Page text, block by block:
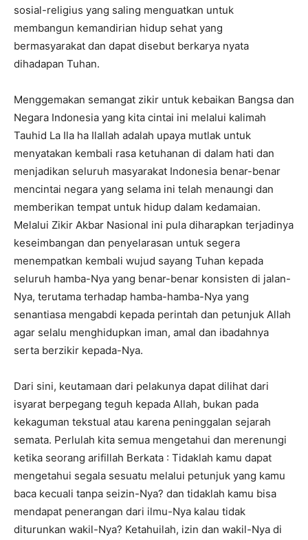
sosial-religius yang saling menguatkan untuk
membangun kemandirian hidup sehat yang
bermasyarakat dan dapat disebut berkarya nyata
dihadapan Tuhan.
Menggemakan semangat zikir untuk kebaikan Bangsa dan
Negara Indonesia yang kita cintai ini melalui kalimah
Tauhid La Ila ha Ilallah adalah upaya mutlak untuk
menyatakan kembali rasa ketuhanan di dalam hati dan
menjadikan seluruh masyarakat Indonesia benar-benar
mencintai negara yang selama ini telah menaungi dan
memberikan tempat untuk hidup dalam kedamaian.
Melalui Zikir Akbar Nasional ini pula diharapkan terjadinya
keseimbangan dan penyelarasan untuk segera
menempatkan kembali wujud sayang Tuhan kepada
seluruh hamba-Nya yang benar-benar konsisten di jalan-
Nya, terutama terhadap hamba-hamba-Nya yang
senantiasa mengabdi kepada perintah dan petunjuk Allah
agar selalu menghidupkan iman, amal dan ibadahnya
serta berzikir kepada-Nya.
Dari sini, keutamaan dari pelakunya dapat dilihat dari
isyarat berpegang teguh kepada Allah, bukan pada
kekaguman tekstual atau karena peninggalan sejarah
semata. Perlulah kita semua mengetahui dan merenungi
ketika seorang arifillah Berkata : Tidaklah kamu dapat
mengetahui segala sesuatu melalui petunjuk yang kamu
baca kecuali tanpa seizin-Nya? dan tidaklah kamu bisa
mendapat penerangan dari ilmu-Nya kalau tidak
diturunkan wakil-Nya? Ketahuilah, izin dan wakil-Nya di